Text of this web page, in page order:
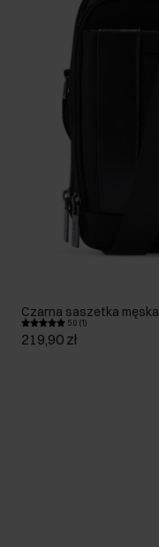
Czarna saszetka męska
5.0 (1)
219,90 zł